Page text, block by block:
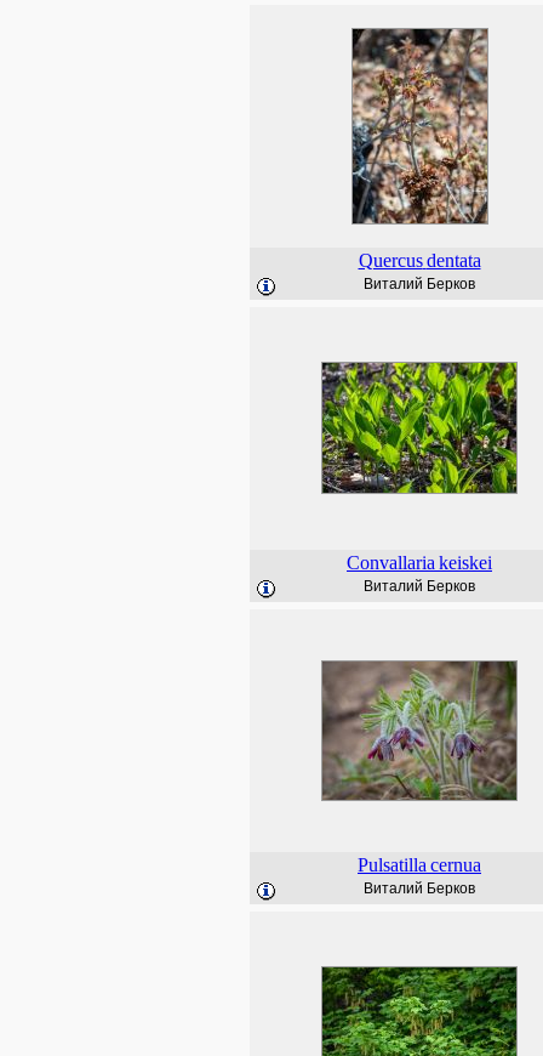
Quercus dentata
Виталий Берков
Convallaria keiskei
Виталий Берков
Pulsatilla cernua
Виталий Берков